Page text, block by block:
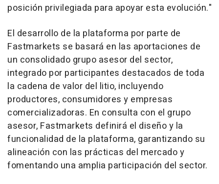
posición privilegiada para apoyar esta evolución."
El desarrollo de la plataforma por parte de
Fastmarkets se basará en las aportaciones de
un consolidado grupo asesor del sector,
integrado por participantes destacados de toda
la cadena de valor del litio, incluyendo
productores, consumidores y empresas
comercializadoras. En consulta con el grupo
asesor, Fastmarkets definirá el diseño y la
funcionalidad de la plataforma, garantizando su
alineación con las prácticas del mercado y
fomentando una amplia participación del sector.